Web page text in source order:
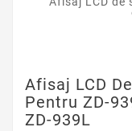
Afisaj LCD
Pentru ZD-
ZD-939L